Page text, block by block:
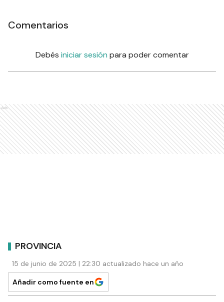
Comentarios
Debés iniciar sesión para poder comentar
Ads
PROVINCIA
15 de junio de 2025 | 22:30 actualizado hace un año
Añadir como fuente en